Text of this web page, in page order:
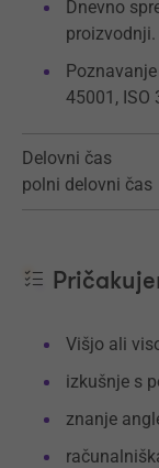
Dnevno
proizvodnji.
45001, ISO
Delovni čas
polni delovni čas
Višjo ali
izkušnje s
znanje